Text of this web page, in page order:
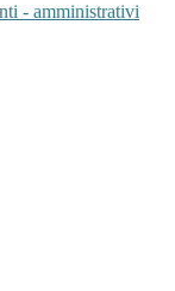
- amministrativi